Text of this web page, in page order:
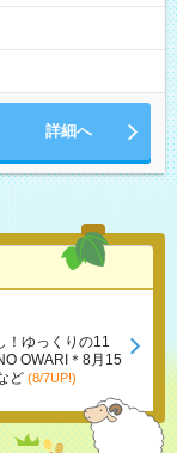
詳細へ
！ゆっくりの11
OWARI＊8月15
ど (8/7UP!)